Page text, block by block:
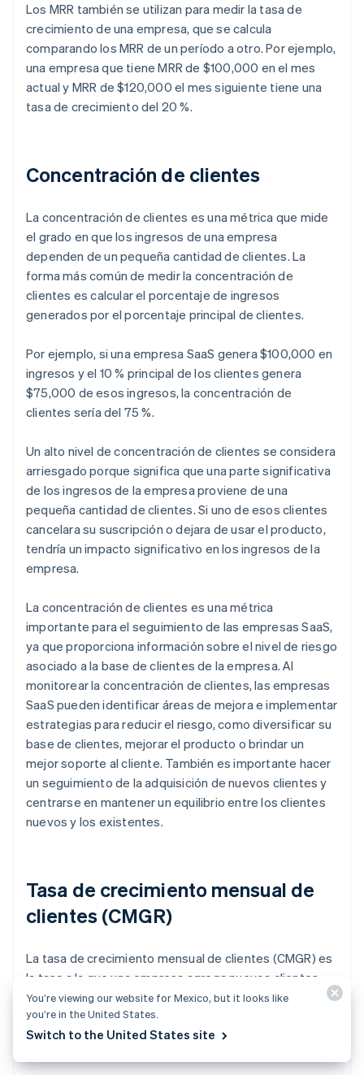
Los MRR también se utilizan para medir la tasa de
crecimiento de una empresa, que se calcula
comparando los MRR de un período a otro. Por ejemplo,
una empresa que tiene MRR de $100,000 en el mes
actual y MRR de $120,000 el mes siguiente tiene una
tasa de crecimiento del 20 %.
Concentración de clientes
La concentración de clientes es una métrica que mide
el grado en que los ingresos de una empresa
dependen de un pequeña cantidad de clientes. La
forma más común de medir la concentración de
clientes es calcular el porcentaje de ingresos
generados por el porcentaje principal de clientes.
Por ejemplo, si una empresa SaaS genera $100,000 en
ingresos y el 10 % principal de los clientes genera
$75,000 de esos ingresos, la concentración de
clientes sería del 75 %.
Un alto nivel de concentración de clientes se considera
arriesgado porque significa que una parte significativa
de los ingresos de la empresa proviene de una
pequeña cantidad de clientes. Si uno de esos clientes
cancelara su suscripción o dejara de usar el producto,
tendría un impacto significativo en los ingresos de la
empresa.
La concentración de clientes es una métrica
importante para el seguimiento de las empresas SaaS,
ya que proporciona información sobre el nivel de riesgo
asociado a la base de clientes de la empresa. Al
monitorear la concentración de clientes, las empresas
SaaS pueden identificar áreas de mejora e implementar
estrategias para reducir el riesgo, como diversificar su
base de clientes, mejorar el producto o brindar un
mejor soporte al cliente. También es importante hacer
un seguimiento de la adquisición de nuevos clientes y
centrarse en mantener un equilibrio entre los clientes
nuevos y los existentes.
Tasa de crecimiento mensual de
clientes (CMGR)
La tasa de crecimiento mensual de clientes (CMGR) es
la tasa a la que una empresa agrega nuevos clientes
mensualmente. Por lo general, se mide como un
porcentaje y se calcula comparando la cantidad de
nuevos clientes agregados en un mes determinado
You’re viewing our website for Mexico, but it looks like
you’re in the United States.
Switch to the United States site